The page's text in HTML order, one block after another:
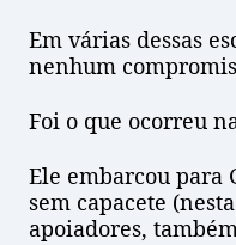
Em várias dessas
nenhum
Foi o que ocorreu
Ele embarcou para
sem capacete
apoiadores,